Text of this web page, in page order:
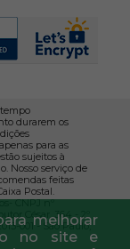
melhorar
no site e
durarem os
para as
sujeitos à
Nosso serviço de
feitas
Postal.
CNPJ nº
César, 364 - 2º
001 - São Paulo,